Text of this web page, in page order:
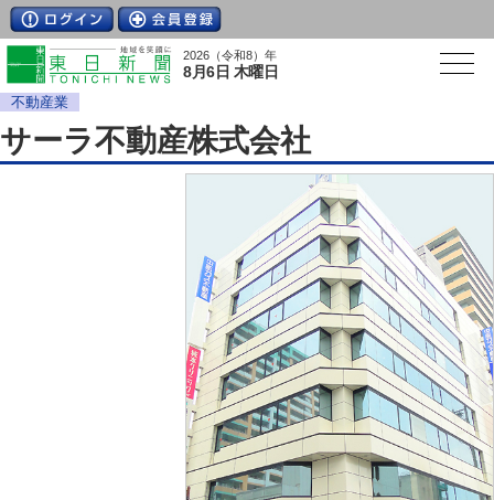
2026（令和8）年
8月6日 木曜日
不動産業
サーラ不動産株式会社